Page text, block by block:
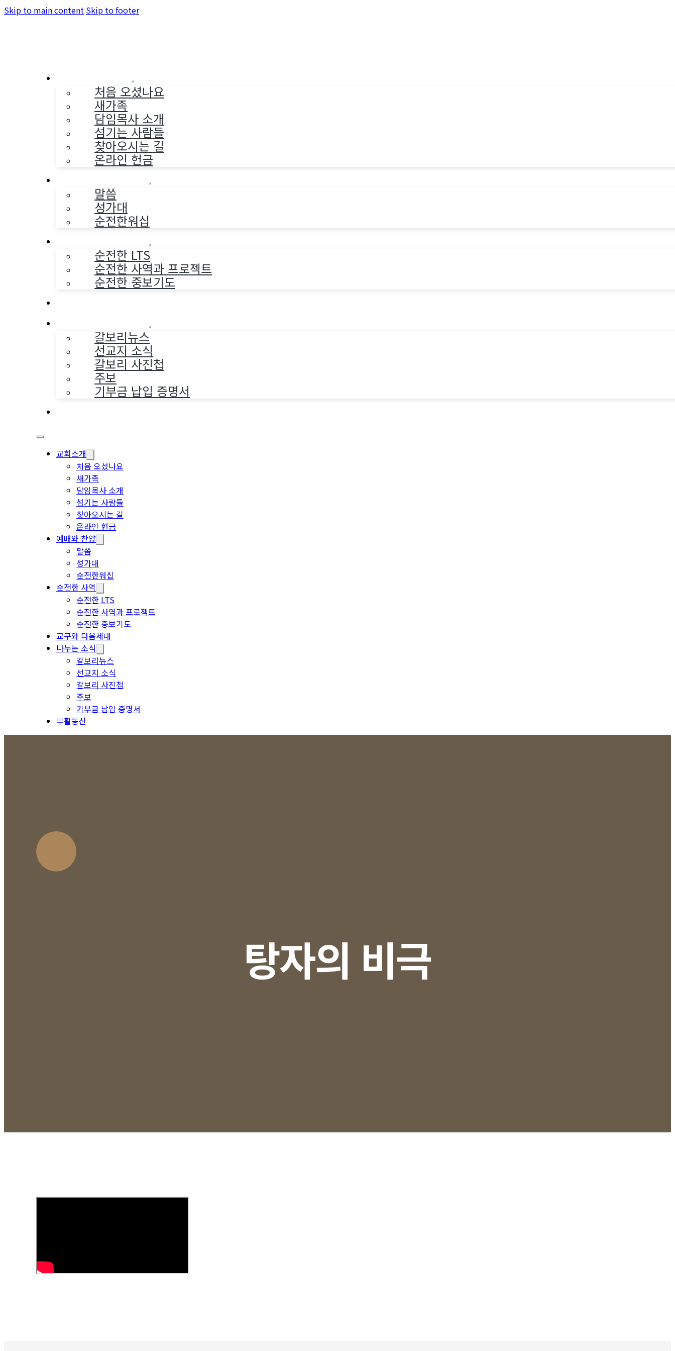
Skip to main content Skip to footer
처음 오셨나요
새가족
담임목사 소개
섬기는 사람들
찾아오시는 길
온라인 헌금
말씀
성가대
순전한워십
순전한 LTS
순전한 사역과 프로젝트
순전한 중보기도
갈보리뉴스
선교지 소식
갈보리 사진첩
주보
기부금 납입 증명서
교회소개
처음 오셨나요
새가족
담임목사 소개
섬기는 사람들
찾아오시는 길
온라인 헌금
예배와 찬양
말씀
성가대
순전한워십
순전한 사역
순전한 LTS
순전한 사역과 프로젝트
순전한 중보기도
교구와 다음세대
나누는 소식
갈보리뉴스
선교지 소식
갈보리 사진첩
주보
기부금 납입 증명서
부활동산
탕자의 비극